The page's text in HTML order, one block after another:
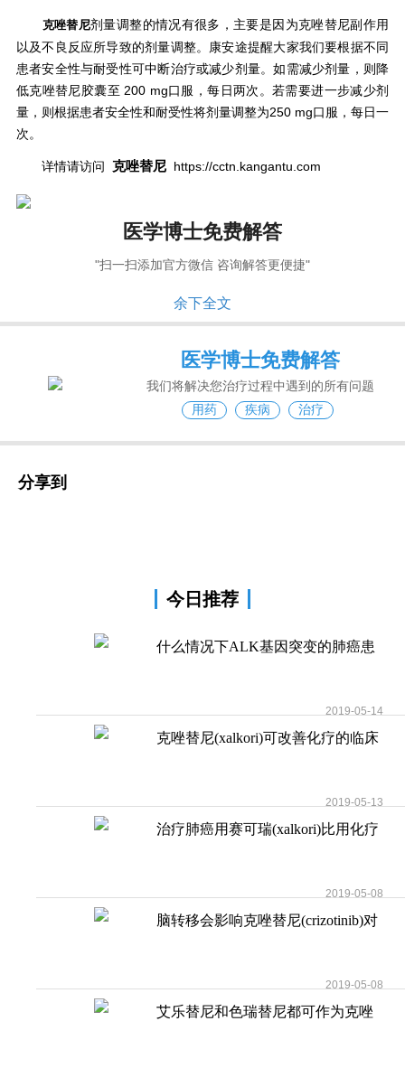
克唑替尼剂量调整的情况有很多，主要是因为克唑替尼副作用
以及不良反应所导致的剂量调整。康安途提醒大家我们要根据不同
患者安全性与耐受性可中断治疗或减少剂量。如需减少剂量，则降
低克唑替尼胶囊至 200 mg口服，每日两次。若需要进一步减少剂
量，则根据患者安全性和耐受性将剂量调整为250 mg口服，每日一
次。
详情请访问 克唑替尼 https://cctn.kangantu.com
医学博士免费解答
"扫一扫添加官方微信 咨询解答更便捷"
余下全文
医学博士免费解答
我们将解决您治疗过程中遇到的所有问题
用药
疾病 治疗
分享到
今日推荐
什么情况下ALK基因突变的肺癌患
2019-05-14
克唑替尼(xalkori)可改善化疗的临床
2019-05-13
治疗肺癌用赛可瑞(xalkori)比用化疗
2019-05-08
脑转移会影响克唑替尼(crizotinib)对
2019-05-08
艾乐替尼和色瑞替尼都可作为克唑